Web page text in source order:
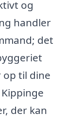
og
handler
det
til dine
der kan